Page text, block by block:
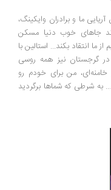
و برادران وایکینگ،
خوب دنیا مسکن
بکند... استالین با
نیز همه روسی
من برای خودم رو
که شماها برگردید